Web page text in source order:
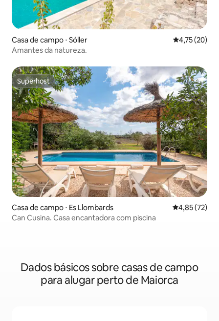
Casa de campo ⋅ Sóller 4,75 de uma
4,75 (20)
Amantes da natureza.
Superhost
Superhost
Casa de campo ⋅ Es Llombards 4,85 de uma
4,85 (72)
Can Cusina. Casa encantadora com piscina
Dados básicos sobre casas de campo
para alugar perto de Maiorca